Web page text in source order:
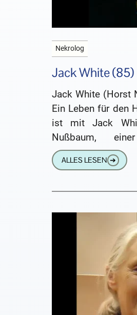
Nekrolog
Jack White (85)
Jack White (Horst
Ein Leben für den
ist mit Jack
Nußbaum,
deutschen
ALLES LESEN ➔